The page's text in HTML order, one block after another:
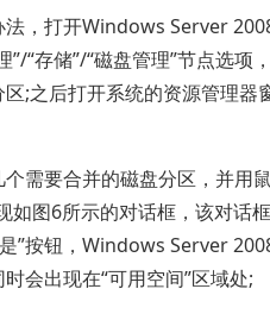
打开Windows Server
“存储”/“磁盘管理”节点选项
;之后打开系统的资源管理
要合并的磁盘分区，并用
如图6所示的对话框，该对话
”按钮，Windows Server
会出现在“可用空间”区域处;